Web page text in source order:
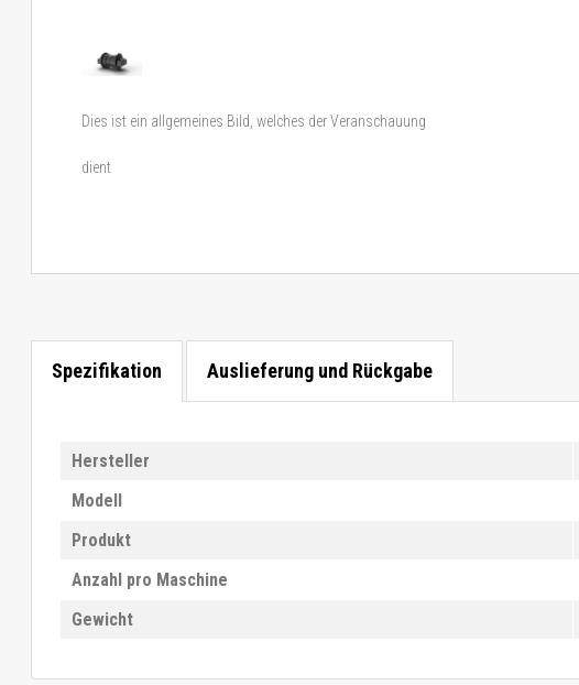
Dies ist ein allgemeines Bild, welches der Veranschauung
dient
Spezifikation Auslieferung und Rückgabe
Hersteller
Modell
Produkt
Anzahl pro Maschine
Gewicht